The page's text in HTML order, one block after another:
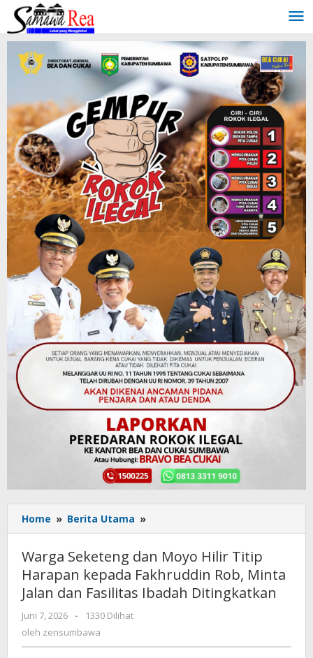
Lewati
konten
Home » Berita Utama »
Seketeng
Moyo
Hilir
Titip
Rob,
Warga Seketeng dan Moyo Hilir Titip
Harapan kepada Fakhruddin Rob, Minta
Jalan dan Fasilitas Ibadah Ditingkatkan
Juni 7, 2026
oleh
zensumbawa
-
1330 Dilihat
oleh zensumbawa